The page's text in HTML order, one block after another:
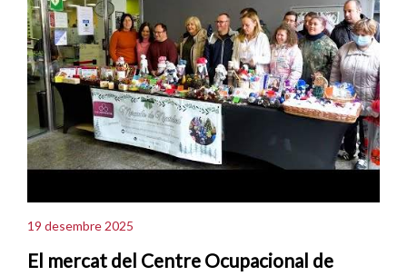
19 desembre 2025
El mercat del Centre Ocupacional de